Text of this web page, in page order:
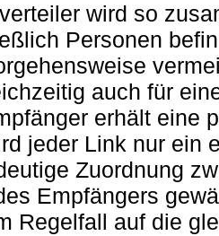
wird so
Personen
auch für
erhält eine
jeder Link nur ein
Zuordnung
Empfängers
Regelfall auf die